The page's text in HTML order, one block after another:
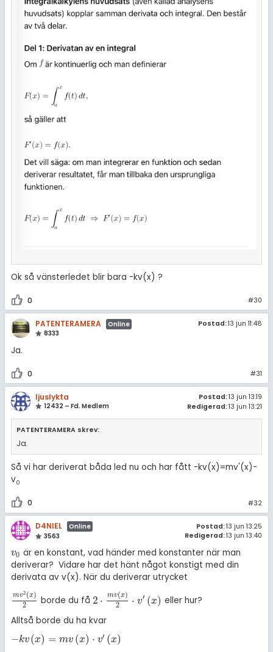
Ok så vänsterledet blir bara -kv(x) ?
0 #30
PATENTERAMERA
Online
8333
Postad:13 jun 11:48
Ja.
0 #31
ljuslykta
12432 – Fd. Medlem
Postad:13 jun 13:19
Redigerad:13 jun 13:21
PATENTERAMERA skrev:
Ja.
Så vi har deriverat båda led nu och har fått -kv(x)=mv'(x)-
v0
0 #32
D4NIEL
Online
3563
Postad:13 jun 13:25
Redigerad:13 jun 13:40
v0
v0 är en konstant, vad händer med konstanter när man
deriverar? Vidare har det hänt något konstigt med din
derivata av v(x). När du deriverar utrycket
mv2 (x)
2
mv2x2 borde du få 2 ⋅ mv(x)
2
⋅ v′ (x)
2· mvx2·v' x
eller hur?
Alltså borde du ha kvar
−kv (x) = mv (x) ⋅ v′ (x)
-kvx=mv x·v 'x